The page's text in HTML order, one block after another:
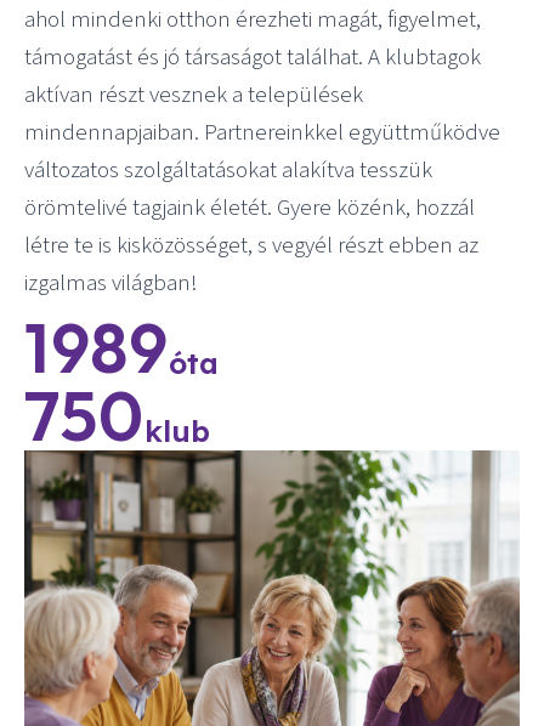
ahol mindenki otthon érezheti magát, figyelmet,
támogatást és jó társaságot találhat. A klubtagok
aktívan részt vesznek a települések
mindennapjaiban. Partnereinkkel együttműködve
változatos szolgáltatásokat alakítva tesszük
örömtelivé tagjaink életét. Gyere közénk, hozzál
létre te is kisközösséget, s vegyél részt ebben az
izgalmas világban!
1989óta
750klub